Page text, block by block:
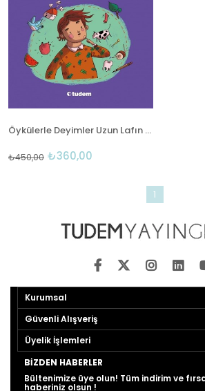
Öykülerle Deyimler Uzun Lafın Kısası
₺360,00
₺450,00
1
Kurumsal
Güvenli Alışveriş
Üyelik İşlemleri
BIZDEN HABERLER
Bültenimize üye olun! Tüm indirim ve
haberiniz olsun !